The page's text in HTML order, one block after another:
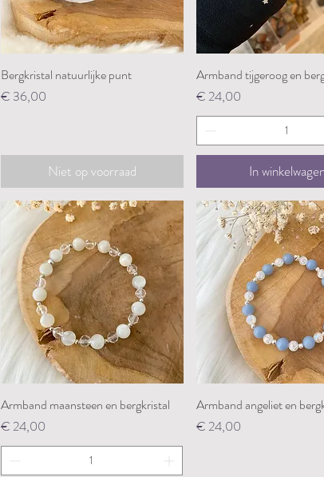
Snel overzicht
Bergkristal natuurlijke punt
Prijs
€ 36,00
Niet op voorraad
Snel overzicht
Armband tijgeroog en
Prijs
€ 24,00
In
Snel overzicht
Armband maansteen en bergkristal
Prijs
€ 24,00
Snel overzicht
Armband angeliet en
Prijs
€ 24,00